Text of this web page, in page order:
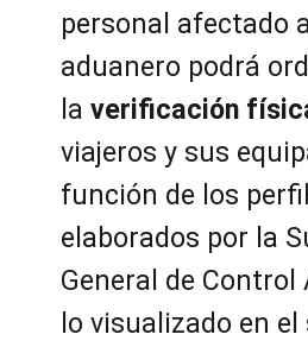
personal afectado
aduanero podrá
la verificación
viajeros y sus
función de los
elaborados por la
General de Control
lo visualizado en